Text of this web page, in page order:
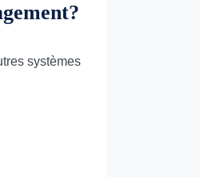
systèmes